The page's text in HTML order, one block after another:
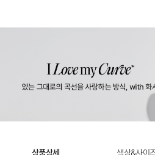
쉬는날 팬티
상품상세 색상&사이